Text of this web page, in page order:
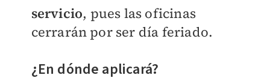
servicio, pues las oficinas
cerrarán por ser día feriado.
¿En dónde aplicará?